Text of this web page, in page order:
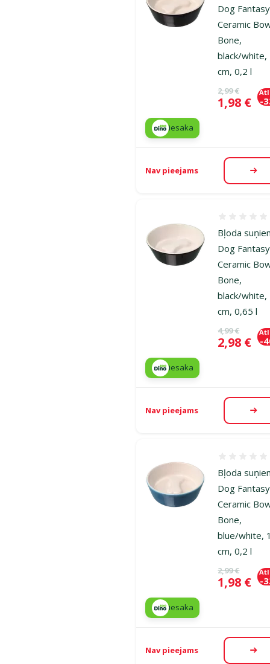
Dog Fantasy
Ceramic
Bone,
black/white,
cm, 0,2 l
Oriģinālā
2,99 €
Cena
1,98 € -
iesaka
Nav pieejams
Bļoda
Dog Fantasy
Ceramic
Bone,
black/white,
cm, 0,65 l
Oriģinālā
4,99 €
Cena
2,98 € -
iesaka
Nav pieejams
Bļoda
Dog Fantasy
Ceramic
Bone,
blue/white,
cm, 0,2 l
Oriģinālā
2,99 €
Cena
1,98 € -
iesaka
Nav pieejams